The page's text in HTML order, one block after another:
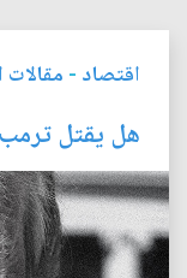
اقتصاد -
هل يقتل ترمب